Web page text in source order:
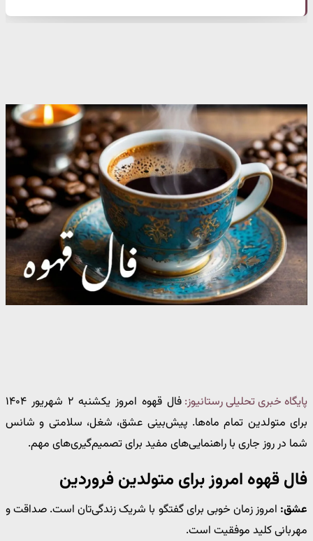
پایگاه خبری تحلیلی رستانیوز:
فال قهوه امروز یکشنبه ۲ شهریور ۱۴۰۴
برای متولدین تمام ماه‌ها. پیش‌بینی عشق، شغل، سلامتی و شانس
شما در روز جاری با راهنمایی‌های مفید برای تصمیم‌گیری‌های مهم.
فال قهوه امروز برای متولدین فروردین
عشق: امروز زمان خوبی برای گفتگو با شریک زندگی‌تان است. صداقت و
مهربانی کلید موفقیت است.